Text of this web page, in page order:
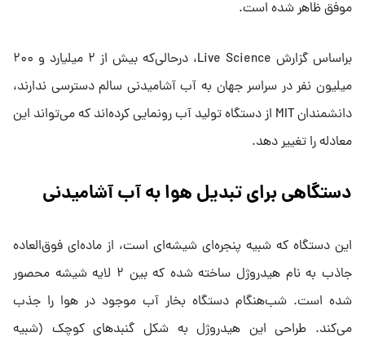
موفق ظاهر شده است.
براساس گزارش Live Science، درحالی‌که بیش از ۲ میلیارد و ۲۰۰
میلیون نفر در سراسر جهان به آب آشامیدنی سالم دسترسی ندارند،
دانشمندان MIT از دستگاه تولید آب رونمایی کرده‌اند که می‌تواند این
معادله را تغییر دهد.
دستگاهی برای تبدیل هوا به آب آشامیدنی
این دستگاه که شبیه پنجره‌ای شیشه‌ای است، از ماده‌ای فوق‌العاده
جاذب به نام هیدروژل ساخته شده که بین ۲ لایه شیشه محصور
شده است. شب‌هنگام دستگاه بخار آب موجود در هوا را جذب
می‌کند. طراحی این هیدروژل به شکل گنبدهای کوچک (شبیه